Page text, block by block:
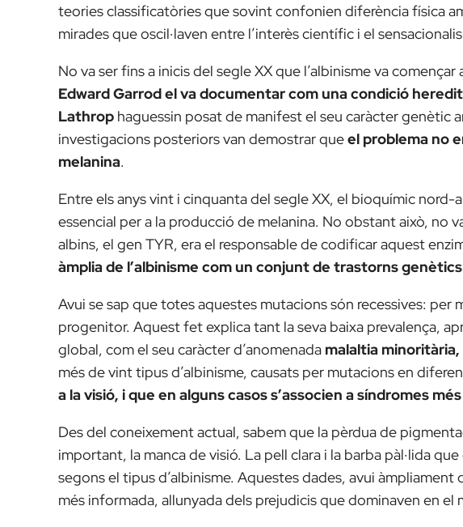
teories classificatòries que sovint confonien diferència física
mirades que oscil·laven entre l’interès científic i el
No va ser fins a inicis del segle XX que l’albinisme va
Edward Garrod el va documentar com una condició
Lathrop haguessin posat de manifest el seu caràcter genètic
investigacions posteriors van demostrar queel problema no
melanina.
Entre els anys vint i cinquanta del segle XX, el bioquímic nord-
essencial per a la producció de melanina. No obstant això, no
albins, el gen TYR, era el responsable de codificar aquest
àmplia de l’albinisme com un conjunt de trastorns
Avui se sap que totes aquestes mutacions són recessives:
progenitor. Aquest fet explica tant la seva baixa prevalença,
global, com el seu caràcter d’anomenada malaltia minoritària,
més de vint tipus d’albinisme, causats per mutacions en
a la visió, i que en alguns casos s’associen a síndromes
Des del coneixement actual, sabem que la pèrdua de
important, la manca de visió. La pell clara i la barba pàl·lida
segons el tipus d’albinisme. Aquestes dades, avui
més informada, allunyada dels prejudicis que dominaven en el